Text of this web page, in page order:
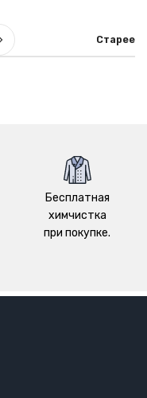
Старее
Бесплатная
химчистка
при покупке.